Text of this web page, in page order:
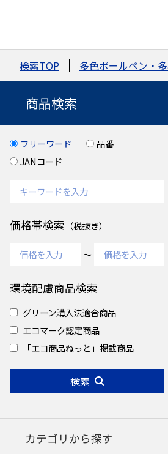
検索TOP 多色ボールペン・
商品検索
フリーワード
品番
JANコード
価格帯検索 （税抜き）
～
環境配慮商品検索
グリーン購入法適合商品
エコマーク認定商品
「エコ商品ねっと」掲載商品
検索
カテゴリから探す